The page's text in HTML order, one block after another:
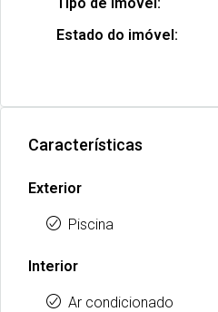
Estado do imóvel:
Características
Exterior
Piscina
Interior
Ar condicionado